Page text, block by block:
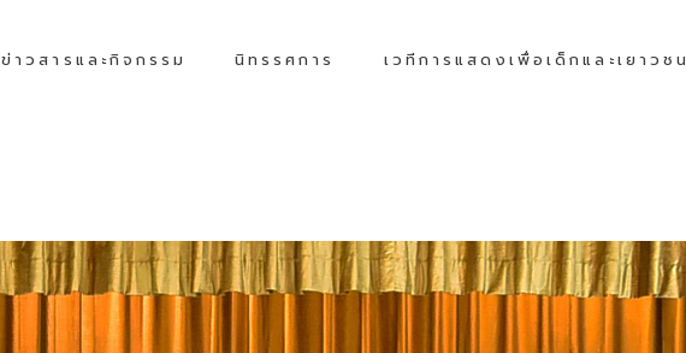
ข่าวสารและกิจกรรม นิทรรศการ เวทีการแสดงเพื่อเด็กและเยาวชน